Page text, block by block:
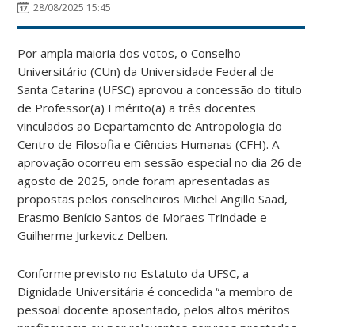
28/08/2025 15:45
Por ampla maioria dos votos, o Conselho
Universitário (CUn) da Universidade Federal de
Santa Catarina (UFSC) aprovou a concessão do título
de Professor(a) Emérito(a) a três docentes
vinculados ao Departamento de Antropologia do
Centro de Filosofia e Ciências Humanas (CFH). A
aprovação ocorreu em sessão especial no dia 26 de
agosto de 2025, onde foram apresentadas as
propostas pelos conselheiros Michel Angillo Saad,
Erasmo Benício Santos de Moraes Trindade e
Guilherme Jurkevicz Delben.
Conforme previsto no Estatuto da UFSC, a
Dignidade Universitária é concedida “a membro de
pessoal docente aposentado, pelos altos méritos